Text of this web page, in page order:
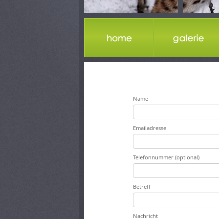
Name
Emailadresse
Telefonnummer (optional)
Betreff
Nachricht